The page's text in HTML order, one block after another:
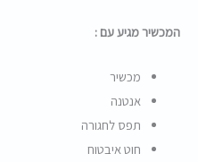
המכשיר מגיע עם :
מכשיר
אנטנה
תפס לחגורה
חוט איבטוח